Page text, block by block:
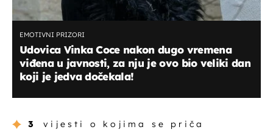
EMOTIVNI PRIZORI
Udovica Vinka Coce nakon dugo vremena
viđena u javnosti, za nju je ovo bio veliki dan
koji je jedva dočekala!
3 vijesti o kojima se priča